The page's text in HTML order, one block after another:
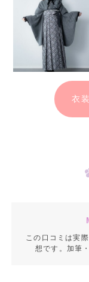
衣
この口コミは実
想です。加筆